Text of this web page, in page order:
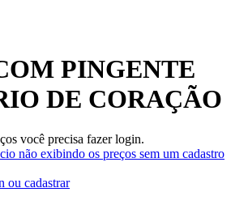
PINGENTE
DE CORAÇÃO
você precisa fazer login.
não exibindo os preços sem um cadastro
ou cadastrar